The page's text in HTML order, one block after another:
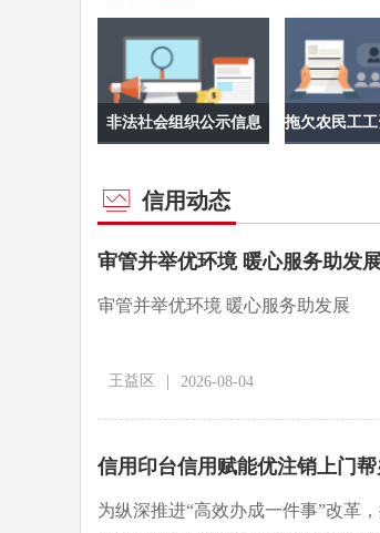
通知公告 关于征集阻碍民
通知公告 铜川市关于开展“
通知公告 关于邀请参加社
非法社会组织公示信息 拖欠农民工
信用动态
审管并举优环境 暖心服务助发
审管并举优环境 暖心服务助发展
王益区 | 2026-08-04
信用印台信用赋能优注销上门
为纵深推进“高效办成一件事”改革